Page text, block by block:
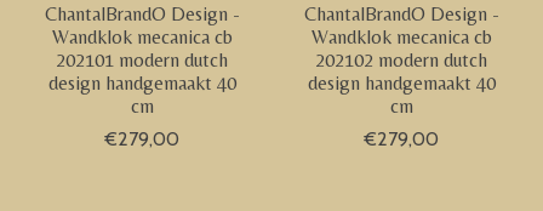
ChantalBrandO Design -
Wandklok mecanica cb
202101 modern dutch
design handgemaakt 40
cm
€279,00
ChantalBrandO Design -
Wandklok mecanica cb
202102 modern dutch
design handgemaakt 40
cm
€279,00